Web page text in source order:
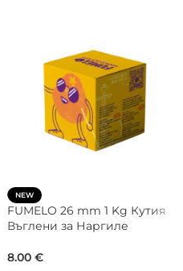
NEW
FUMELO 26 mm 1 Kg Кутия
Въглени за Наргиле
8.00 €